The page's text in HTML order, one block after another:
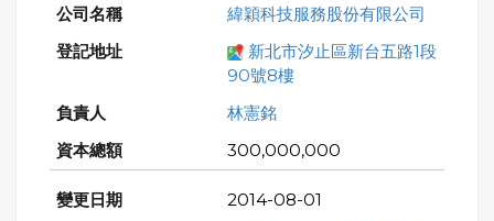
緯穎科技服務股份有限公司
新北市汐止區新台五路1段
90號8樓
林憲銘
300,000,000
2014-08-01